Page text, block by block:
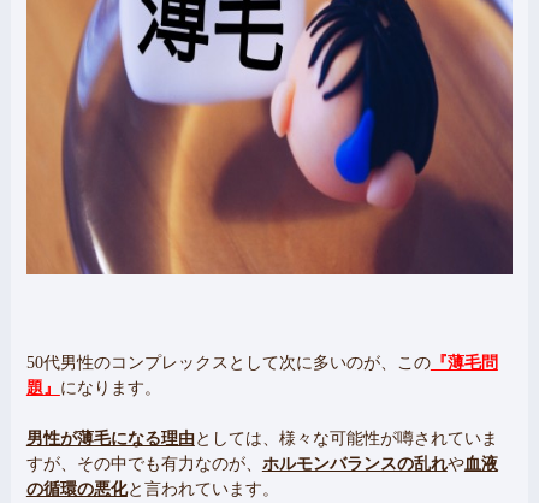
50代男性のコンプレックスとして次に多いのが、この『薄毛問
題』 になります。
男性が薄毛になる理由としては、様々な可能性が噂されていま
すが、その中でも有力なのが、 ホルモンバランスの乱れや血液
の循環の悪化と言われています。